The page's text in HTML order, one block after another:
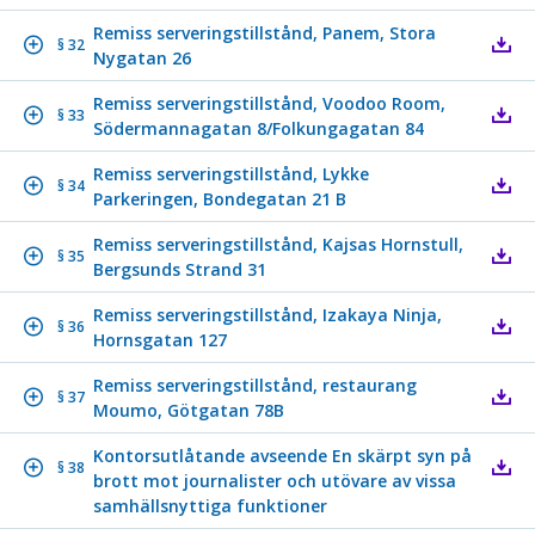
§ 32
Remiss serveringstillstånd, Panem, Stora
Nygatan 26
§ 33
Remiss serveringstillstånd, Voodoo Room,
Södermannagatan 8/Folkungagatan 84
§ 34
Remiss serveringstillstånd, Lykke
Parkeringen, Bondegatan 21 B
§ 35
Remiss serveringstillstånd, Kajsas Hornstull,
Bergsunds Strand 31
§ 36
Remiss serveringstillstånd, Izakaya Ninja,
Hornsgatan 127
§ 37
Remiss serveringstillstånd, restaurang
Moumo, Götgatan 78B
§ 38
Kontorsutlåtande avseende En skärpt syn på
brott mot journalister och utövare av vissa
samhällsnyttiga funktioner